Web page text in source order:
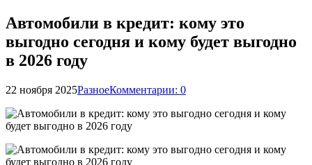
Автомобили в кредит: кому это
выгодно сегодня и кому будет выгодно
в 2026 году
22 ноября 2025РазноеКомментарии: 0